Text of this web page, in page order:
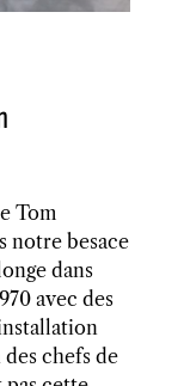
Tom
notre besace
dans
avec des
chefs de